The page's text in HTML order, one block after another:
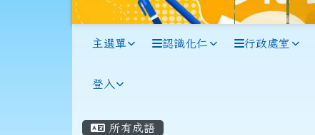
主選單 認識化仁 行政處室
登入
主內容區域
所有成語
頁尾區域